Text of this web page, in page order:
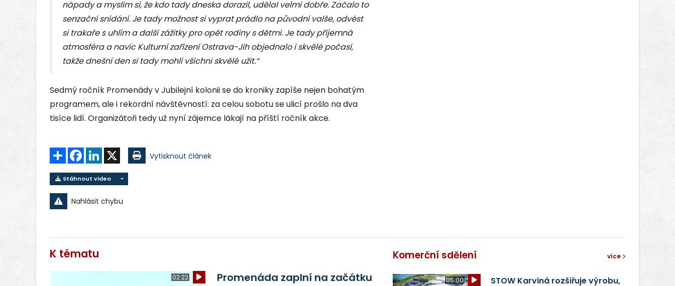
nápady a myslím si, že kdo tady dneska dorazil, udělal velmi dobře. Začalo to
senzační snídání. Je tady možnost si vyprat prádlo na původní valše, odvést
si trakaře s uhlím a další zážitky pro opět rodiny s dětmi. Je tady příjemná
atmosféra a navíc Kulturní zařízení Ostrava-Jih objednalo i skvělé počasí,
takže dnešní den si tady mohli všichni skvělé užít.“
Sedmý ročník Promenády v Jubilejní kolonii se do kroniky zapíše nejen bohatým
programem, ale i rekordní návštěvností: za celou sobotu se ulicí prošlo na dva
tisíce lidí. Organizátoři tedy už nyní zájemce lákají na příští ročník akce.
Sdílet FacebookLinkedIn Vytisknout článek
Stáhnout video
Nahlásit chybu
K tématu
02:22
Promenáda zaplní na začátku
Komerční sdělení více
05:00
STOW Karviná rozšiřuje výrobu,